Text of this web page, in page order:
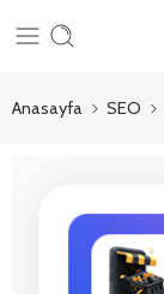
Anasayfa SEO